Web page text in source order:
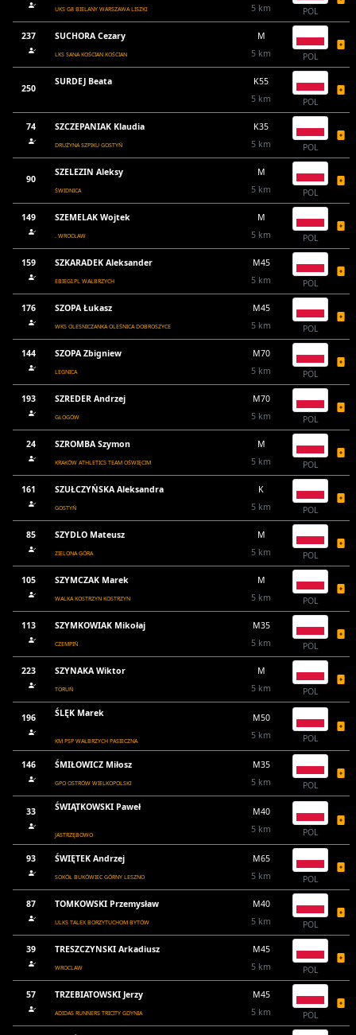
UKS G8 BIELANY WARSZAWA LISZKI
5 km
POL
237 SUCHORA Cezary
LKS SANA KOŚCIAN KOŚCIAN
M
5 km
POL
250
SURDEJ Beata
K55
5 km
POL
74 SZCZEPANIAK Klaudia
DRUŻYNA SZPIKU GOSTYŃ
K35
5 km
POL
90
SZELEZIN Aleksy
ŚWIDNICA
M
5 km
POL
149 SZEMELAK Wojtek
. WROCŁAW
M
5 km
POL
159 SZKARADEK Aleksander
EBIEGI.PL WAŁBRZYCH
M45
5 km
POL
176 SZOPA Łukasz
WKS OLESNICZANKA OLEŚNICA DOBROSZYCE
M45
5 km
POL
144 SZOPA Zbigniew
LEGNICA
M70
5 km
POL
193 SZREDER Andrzej
GŁOGÓW
M70
5 km
POL
24 SZROMBA Szymon
KRAKÓW ATHLETICS TEAM OŚWIĘCIM
M
5 km
POL
161 SZUŁCZYŃSKA Aleksandra
GOSTYŃ
K
5 km
POL
85 SZYDLO Mateusz
ZIELONA GÓRA
M
5 km
POL
105 SZYMCZAK Marek
WALKA KOSTRZYN KOSTRZYN
M
5 km
POL
113 SZYMKOWIAK Mikołaj
CZEMPIŃ
M35
5 km
POL
223 SZYNAKA Wiktor
TORUŃ
M
5 km
POL
196 ŚLĘK Marek
KM PSP WAŁBRZYCH PASIECZNA
M50
5 km
POL
146 ŚMIŁOWICZ Miłosz
GPO OSTRÓW WIELKOPOLSKI
M35
5 km
POL
33 ŚWIĄTKOWSKI Paweł
JASTRZĘBOWO
M40
5 km
POL
93 ŚWIĘTEK Andrzej
SOKÓŁ BUKÓWIEC GÓRNY LESZNO
M65
5 km
POL
87 TOMKOWSKI Przemysław
ULKS TALEX BORZYTUCHOM BYTÓW
M40
5 km
POL
39 TRESZCZYNSKI Arkadiusz
WROCLAW
M45
5 km
POL
57 TRZEBIATOWSKI Jerzy
ADIDAS RUNNERS TRICITY GDYNIA
M45
5 km
POL